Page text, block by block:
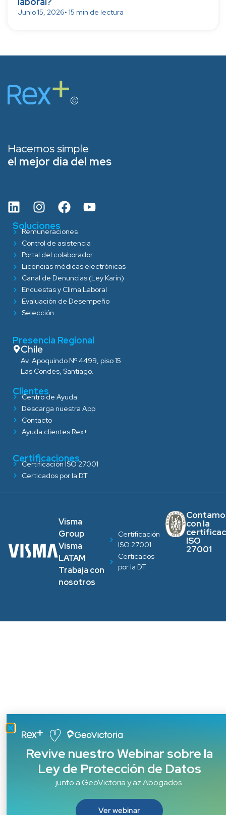
Junio 15, 2026• 15 min de lectura
Hacemos simple
el mejor día del mes
Soluciones
Remuneraciones
Control de asistencia
Portal del colaborador
Licencias médicas electrónicas
Canal de Denuncias (Ley Karin)
Encuestas y Clima Laboral
Evaluación de Desempeño
Selección
Presencia Regional
Chile
Av. Apoquindo Nº 4499, piso 15
Las Condes, Santiago.
Clientes
Centro de Ayuda
Descarga nuestra App
Contacto
Ayuda clientes Rex+
Certificaciones
Certificación ISO 27001
Certicados por la DT
Visma
Group
Visma
LATAM
Trabaja con
nosotros
Certificación
ISO 27001
Certicados
por la DT
con la
ISO
27001
Revive nuestro Webinar sobre la
Ley de Protección de Datos
junto a GeoVictoria y az Abogados.
Ver webinar